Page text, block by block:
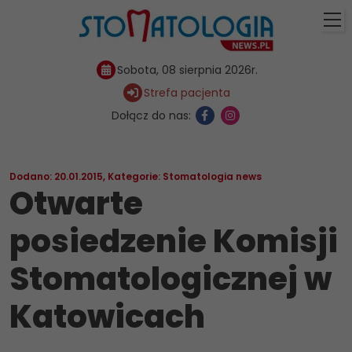
Sobota, 08 sierpnia 2026r.
Strefa pacjenta
Dołącz do nas:
Dodano: 20.01.2015, Kategorie: Stomatologia news
Otwarte
posiedzenie Komisji
Stomatologicznej w
Katowicach